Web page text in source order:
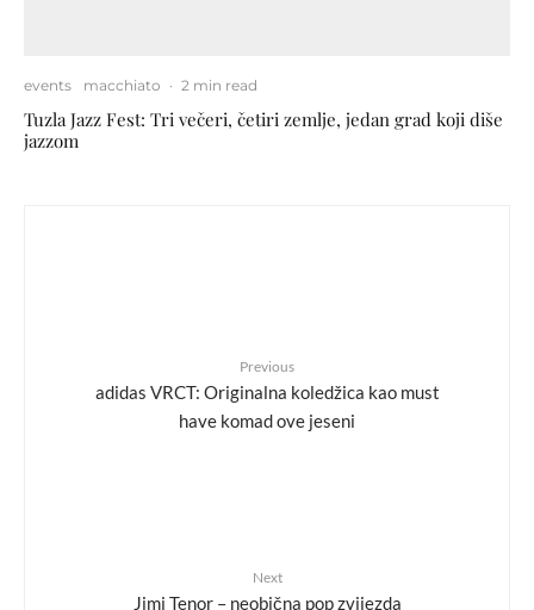
events macchiato · 2 min read
Tuzla Jazz Fest: Tri večeri, četiri zemlje, jedan grad koji diše
jazzom
Previous
adidas VRCT: Originalna koledžica kao must
have komad ove jeseni
Next
Jimi Tenor – neobična pop zvijezda